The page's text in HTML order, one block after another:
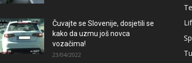
Čuvajte se Slovenije, dosjetili se
kako da uzmu još novca
vozačima!
23/04/2022